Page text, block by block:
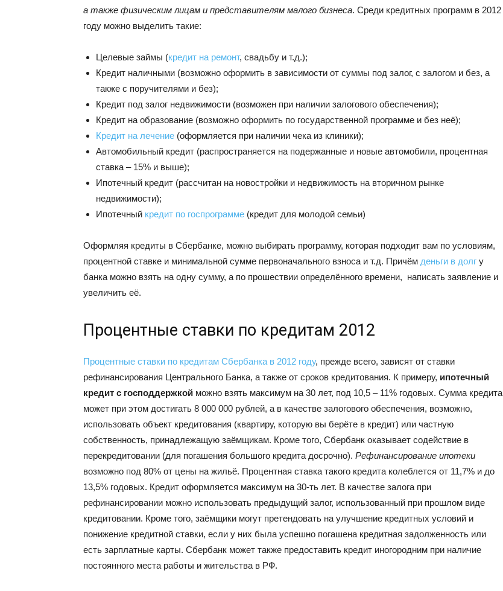
а также физическим лицам и представителям малого бизнеса. Среди кредитных программ в 2012
году можно выделить такие:
Целевые займы (кредит на ремонт, свадьбу и т.д.);
Кредит наличными (возможно оформить в зависимости от суммы под залог, с залогом и без, а
также с поручителями и без);
Кредит под залог недвижимости (возможен при наличии залогового обеспечения);
Кредит на образование (возможно оформить по государственной программе и без неё);
Кредит на лечение (оформляется при наличии чека из клиники);
Автомобильный кредит (распространяется на подержанные и новые автомобили, процентная
ставка – 15% и выше);
Ипотечный кредит (рассчитан на новостройки и недвижимость на вторичном рынке
недвижимости);
Ипотечный кредит по госпрограмме (кредит для молодой семьи)
Оформляя кредиты в Сбербанке, можно выбирать программу, которая подходит вам по условиям,
процентной ставке и минимальной сумме первоначального взноса и т.д. Причём деньги в долг у
банка можно взять на одну сумму, а по прошествии определённого времени, написать заявление и
увеличить её.
Процентные ставки по кредитам 2012
Процентные ставки по кредитам Сбербанка в 2012 году, прежде всего, зависят от ставки
рефинансирования Центрального Банка, а также от сроков кредитования. К примеру, ипотечный
кредит с господдержкой можно взять максимум на 30 лет, под 10,5 – 11% годовых. Сумма кредита
может при этом достигать 8 000 000 рублей, а в качестве залогового обеспечения, возможно,
использовать объект кредитования (квартиру, которую вы берёте в кредит) или частную
собственность, принадлежащую заёмщикам. Кроме того, Сбербанк оказывает содействие в
перекредитовании (для погашения большого кредита досрочно). Рефинансирование ипотеки
возможно под 80% от цены на жильё. Процентная ставка такого кредита колеблется от 11,7% и до
13,5% годовых. Кредит оформляется максимум на 30-ть лет. В качестве залога при
рефинансировании можно использовать предыдущий залог, использованный при прошлом виде
кредитовании. Кроме того, заёмщики могут претендовать на улучшение кредитных условий и
понижение кредитной ставки, если у них была успешно погашена кредитная задолженность или
есть зарплатные карты. Сбербанк может также предоставить кредит иногородним при наличие
постоянного места работы и жительства в РФ.